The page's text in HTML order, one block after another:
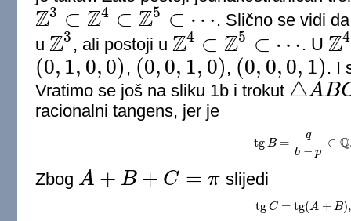
Z3 ⊂ Z4 ⊂ Z5 ⊂ ⋯
Z3⊂ 4⊂Z 5⊂⋯
. Slično se vidi
u Z3
Z3 , ali postoji u Z4 ⊂ Z5 ⊂ ⋯
Z4⊂ 5⊂ . U Z4
Z4
(0, 1, 0, 0)
(0 ,1, 0 0) , (0, 0, 1, 0)
(0 ,0, 1 0) , (0, 0, 0, 1)
(0 ,0, 0 1)
. I
Vratimo se još na sliku 1b i trokut △AB
△ABC
racionalni tangens, jer je
tg B =
q
b − p
∈ Q
tg B= qb−p∈ Q.
Zbog A + B + C = π
A+B +C= π slijedi
tg C = tg(A + B),
tg C=tg(A+ B),